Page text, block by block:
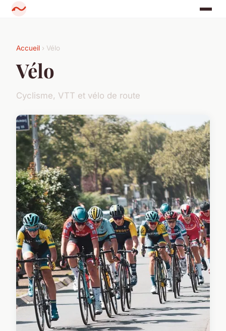
Accueil › Vélo
Vélo
Cyclisme, VTT et vélo de route